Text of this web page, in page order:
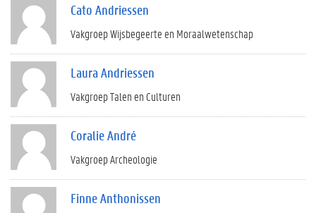
Cato Andriessen
Vakgroep Wijsbegeerte en Moraalwetenschap
Laura Andriessen
Vakgroep Talen en Culturen
Coralie André
Vakgroep Archeologie
Finne Anthonissen